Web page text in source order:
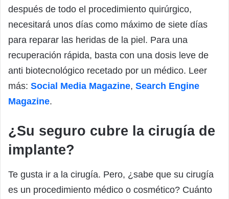
después de todo el procedimiento quirúrgico,
necesitará unos días como máximo de siete días
para reparar las heridas de la piel. Para una
recuperación rápida, basta con una dosis leve de
anti biotecnológico recetado por un médico. Leer
más: Social Media Magazine, Search Engine
Magazine.
¿Su seguro cubre la cirugía de
implante?
Te gusta ir a la cirugía. Pero, ¿sabe que su cirugía
es un procedimiento médico o cosmético? Cuánto